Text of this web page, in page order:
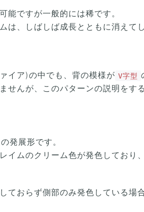
能ですが一般的には稀です。
は、しばしば成長とともに消えて
イア)の中でも、背の模様が V字型
せんが、このパターンの説明をす
発展形です。
イムのクリーム色が発色しており
ておらず側部のみ発色している場